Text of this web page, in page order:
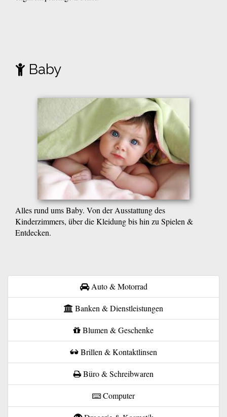
Baby
Alles rund ums Baby. Von der Ausstattung des
Kinderzimmers, über die Kleidung bis hin zu Spielen &
Entdecken.
Auto & Motorrad
Banken & Dienstleistungen
Blumen & Geschenke
Brillen & Kontaktlinsen
Büro & Schreibwaren
Computer